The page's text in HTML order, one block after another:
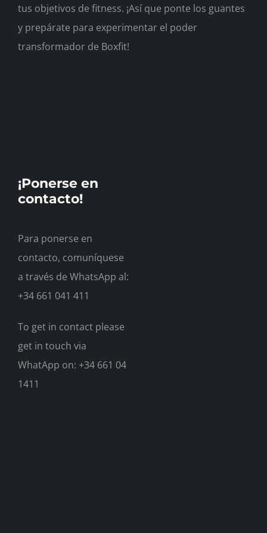
tus objetivos de fitness. ¡Así que ponte los guantes
y prepárate para experimentar el poder
transformador de Boxfit!
¡Ponerse en
contacto!
Para ponerse en
contacto, comuníquese
a través de WhatsApp al:
+34 661 041 411
To get in contact please
get in touch via
WhatApp on: +34 661 04
1411